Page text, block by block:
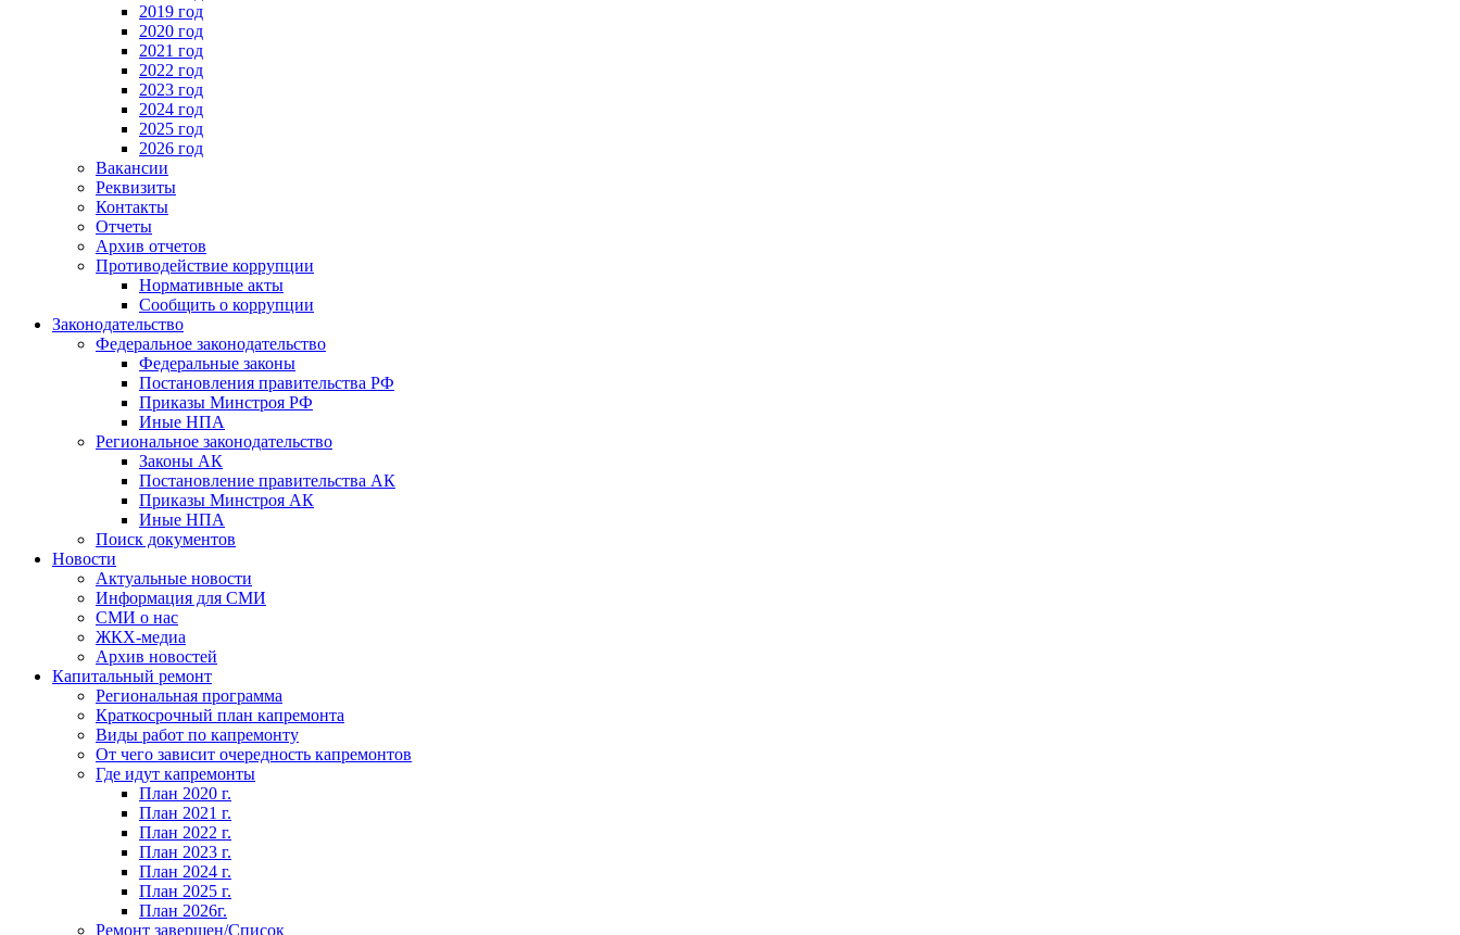
2019 год
2020 год
2021 год
2022 год
2023 год
2024 год
2025 год
2026 год
Вакансии
Реквизиты
Контакты
Отчеты
Архив отчетов
Противодействие коррупции
Нормативные акты
Сообщить о коррупции
Законодательство
Федеральное законодательство
Федеральные законы
Постановления правительства РФ
Приказы Минстроя РФ
Иные НПА
Региональное законодательство
Законы АК
Постановление правительства АК
Приказы Минстроя АК
Иные НПА
Поиск документов
Новости
Актуальные новости
Информация для СМИ
СМИ о нас
ЖКХ-медиа
Архив новостей
Капитальный ремонт
Региональная программа
Краткосрочный план капремонта
Виды работ по капремонту
От чего зависит очередность капремонтов
Где идут капремонты
План 2020 г.
План 2021 г.
План 2022 г.
План 2023 г.
План 2024 г.
План 2025 г.
План 2026г.
Ремонт завершен/Список